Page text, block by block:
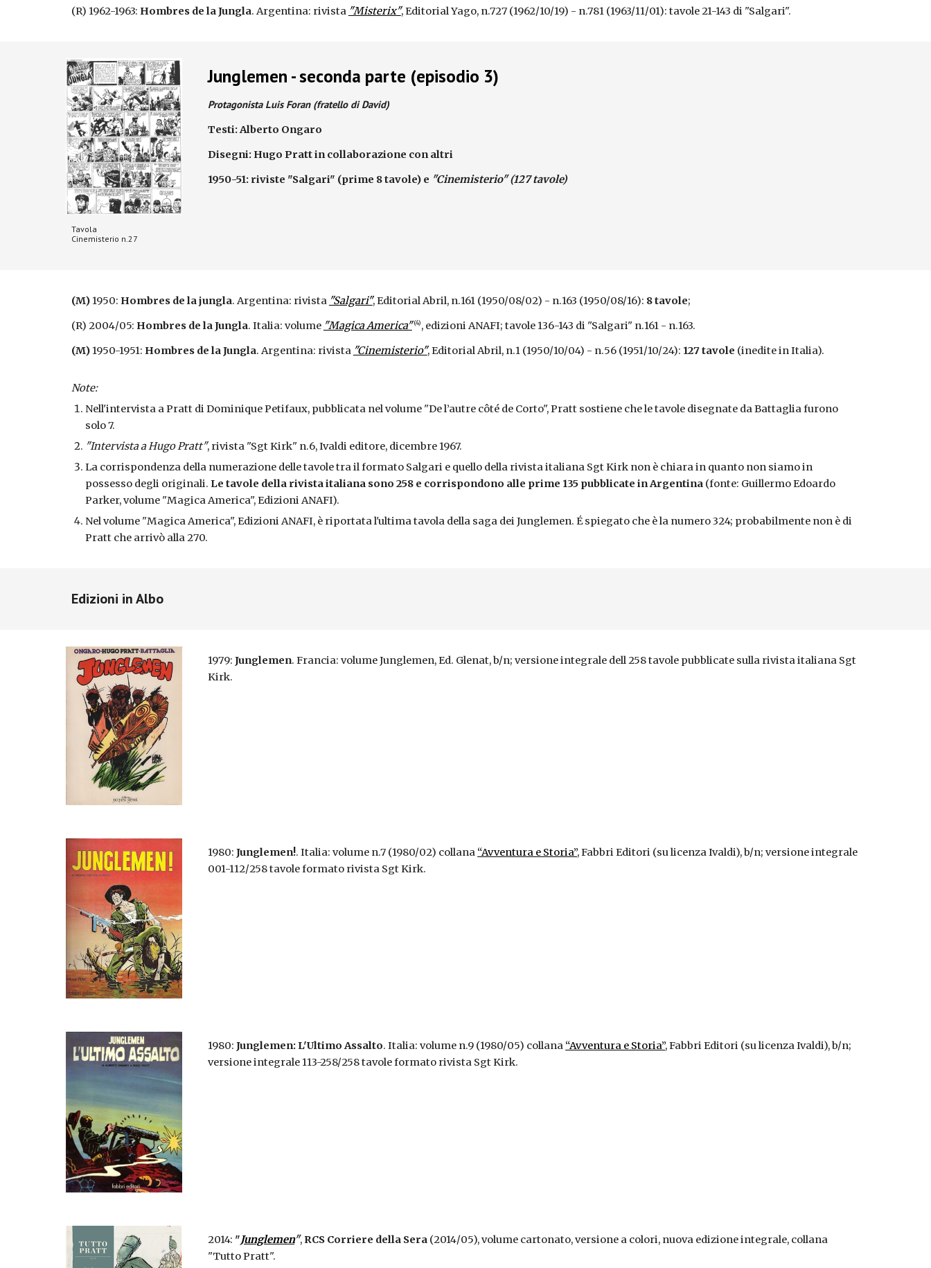
(R) 1962-1963: Hombres de la Jungla. Argentina: rivista "Misterix", Editorial Yago, n.727 (1962/10/19) - n.781 (1963/11/01): tavole 21-143 di "Salgari".
Tavola
Cinemisterio n.27
Junglemen - seconda parte (episodio 3)
Protagonista Luis Foran (fratello di David)
Testi: Alberto Ongaro
Disegni: Hugo Pratt in collaborazione con altri
1950-51: riviste "Salgari" (prime 8 tavole) e "Cinemisterio" (127 tavole)
(M)1950: Hombres de la jungla. Argentina: rivista "Salgari", Editorial Abril, n.161 (1950/08/02) - n.163 (1950/08/16): 8 tavole;
(R) 2004/05: Hombres de la Jungla. Italia: volume "Magica America"(4), edizioni ANAFI; tavole 136-143 di "Salgari" n.161 - n.163.
(M)1950-1951: Hombres de la Jungla. Argentina: rivista "Cinemisterio", Editorial Abril, n.1 (1950/10/04) - n.56 (1951/10/24): 127 tavole (inedite in Italia).
Note:
Nell'intervista a Pratt di Dominique Petifaux, pubblicata nel volume "De l’autre côté de Corto", Pratt sostiene che le tavole disegnate da Battaglia furono
solo 7.
"Intervista a Hugo Pratt", rivista "Sgt Kirk" n.6, Ivaldi editore, dicembre 1967.
La corrispondenza della numerazione delle tavole tra il formato Salgari e quello della rivista italiana Sgt Kirk non è chiara in quanto non siamo in
possesso degli originali. Le tavole della rivista italiana sono 258 e corrispondono alle prime 135 pubblicate in Argentina(fonte: Guillermo Edoardo
Parker, volume "Magica America", Edizioni ANAFI).
Nel volume "Magica America", Edizioni ANAFI, è riportata l'ultima tavola della saga dei Junglemen. É spiegato che è la numero 324; probabilmente non è di
Pratt che arrivò alla 270.
Edizioni in Albo
1979:Junglemen. Francia: volume Junglemen, Ed. Glenat, b/n; versione integrale dell 258 tavole pubblicate sulla rivista italiana Sgt
Kirk.
1980:Junglemen!. Italia: volume n.7 (1980/02) collana “Avventura e Storia”, Fabbri Editori (su licenza Ivaldi), b/n; versione integrale
001-112/258 tavole formato rivista Sgt Kirk.
1980:Junglemen: L'Ultimo Assalto. Italia: volume n.9 (1980/05) collana “Avventura e Storia”, Fabbri Editori (su licenza Ivaldi), b/n;
versione integrale 113-258/258 tavole formato rivista Sgt Kirk.
2014: "Junglemen", RCS Corriere della Sera (2014/05), volume cartonato, versione a colori, nuova edizione integrale, collana
"Tutto Pratt".